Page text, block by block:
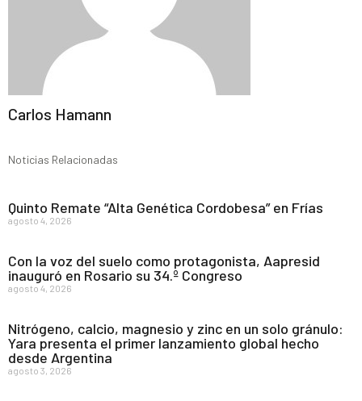
Carlos Hamann
Noticias Relacionadas
Quinto Remate “Alta Genética Cordobesa” en Frías
agosto 4, 2026
Con la voz del suelo como protagonista, Aapresid
inauguró en Rosario su 34.º Congreso
agosto 4, 2026
Nitrógeno, calcio, magnesio y zinc en un solo gránulo:
Yara presenta el primer lanzamiento global hecho
desde Argentina
agosto 3, 2026